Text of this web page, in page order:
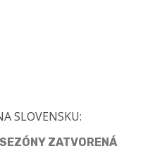
SLOVENSKU:
ZATVORENÁ